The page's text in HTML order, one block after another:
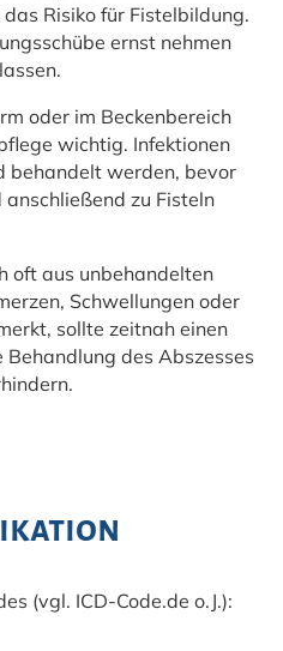
Risiko für Fistelbildung.
ernst nehmen
oder im Beckenbereich
wichtig. Infektionen
behandelt werden, bevor
anschließend zu Fisteln
oft aus unbehandelten
Schwellungen oder
sollte zeitnah einen
Behandlung des Abszesses
(vgl. ICD-Code.de o.J.):